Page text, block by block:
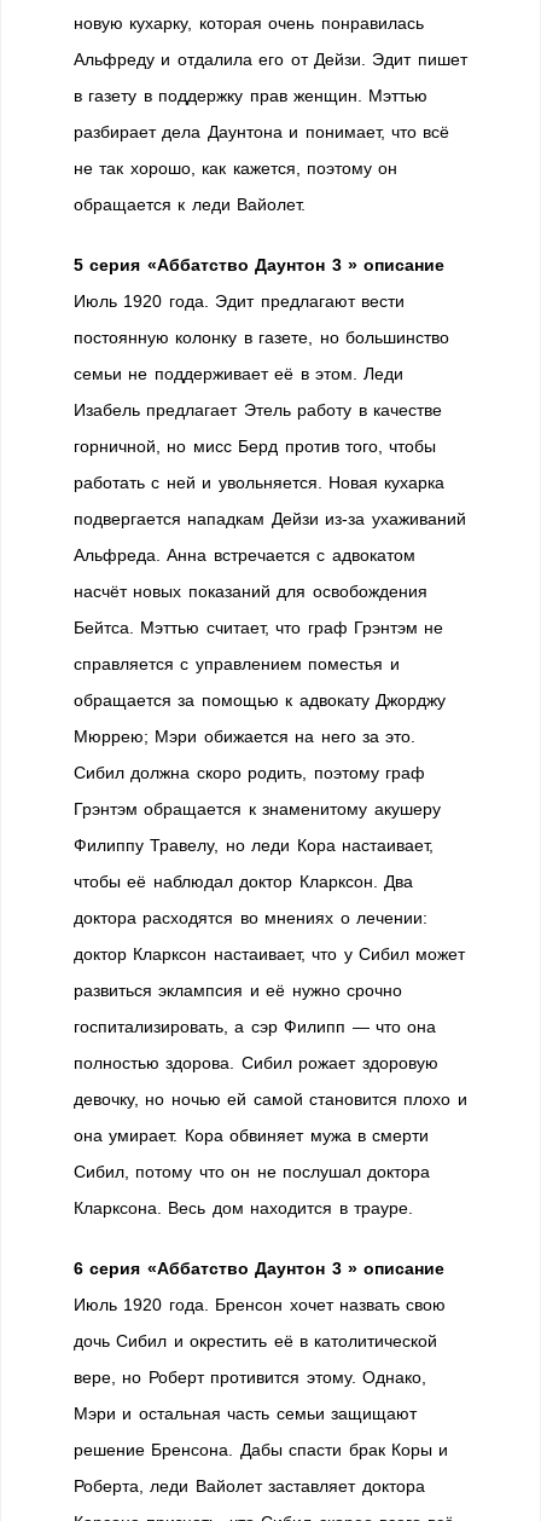
новую кухарку, которая очень понравилась
Альфреду и отдалила его от Дейзи. Эдит пишет
в газету в поддержку прав женщин. Мэттью
разбирает дела Даунтона и понимает, что всё
не так хорошо, как кажется, поэтому он
обращается к леди Вайолет.
5 серия «Аббатство Даунтон 3 » описание
Июль 1920 года. Эдит предлагают вести
постоянную колонку в газете, но большинство
семьи не поддерживает её в этом. Леди
Изабель предлагает Этель работу в качестве
горничной, но мисс Берд против того, чтобы
работать с ней и увольняется. Новая кухарка
подвергается нападкам Дейзи из-за ухаживаний
Альфреда. Анна встречается с адвокатом
насчёт новых показаний для освобождения
Бейтса. Мэттью считает, что граф Грэнтэм не
справляется с управлением поместья и
обращается за помощью к адвокату Джорджу
Мюррею; Мэри обижается на него за это.
Сибил должна скоро родить, поэтому граф
Грэнтэм обращается к знаменитому акушеру
Филиппу Травелу, но леди Кора настаивает,
чтобы её наблюдал доктор Кларксон. Два
доктора расходятся во мнениях о лечении:
доктор Кларксон настаивает, что у Сибил может
развиться эклампсия и её нужно срочно
госпитализировать, а сэр Филипп — что она
полностью здорова. Сибил рожает здоровую
девочку, но ночью ей самой становится плохо и
она умирает. Кора обвиняет мужа в смерти
Сибил, потому что он не послушал доктора
Кларксона. Весь дом находится в трауре.
6 серия «Аббатство Даунтон 3 » описание
Июль 1920 года. Бренсон хочет назвать свою
дочь Сибил и окрестить её в католитической
вере, но Роберт противится этому. Однако,
Мэри и остальная часть семьи защищают
решение Бренсона. Дабы спасти брак Коры и
Роберта, леди Вайолет заставляет доктора